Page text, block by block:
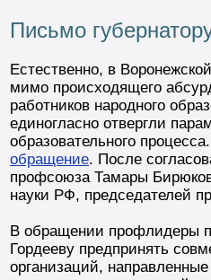
Письмо
Естественно, в
мимо происходящего
работников народного
единогласно отвергли
образовательного
обращение. После
профсоюза Тамары
науки РФ, председателей
В обращении профлидеры
Гордееву предпринять
организаций,